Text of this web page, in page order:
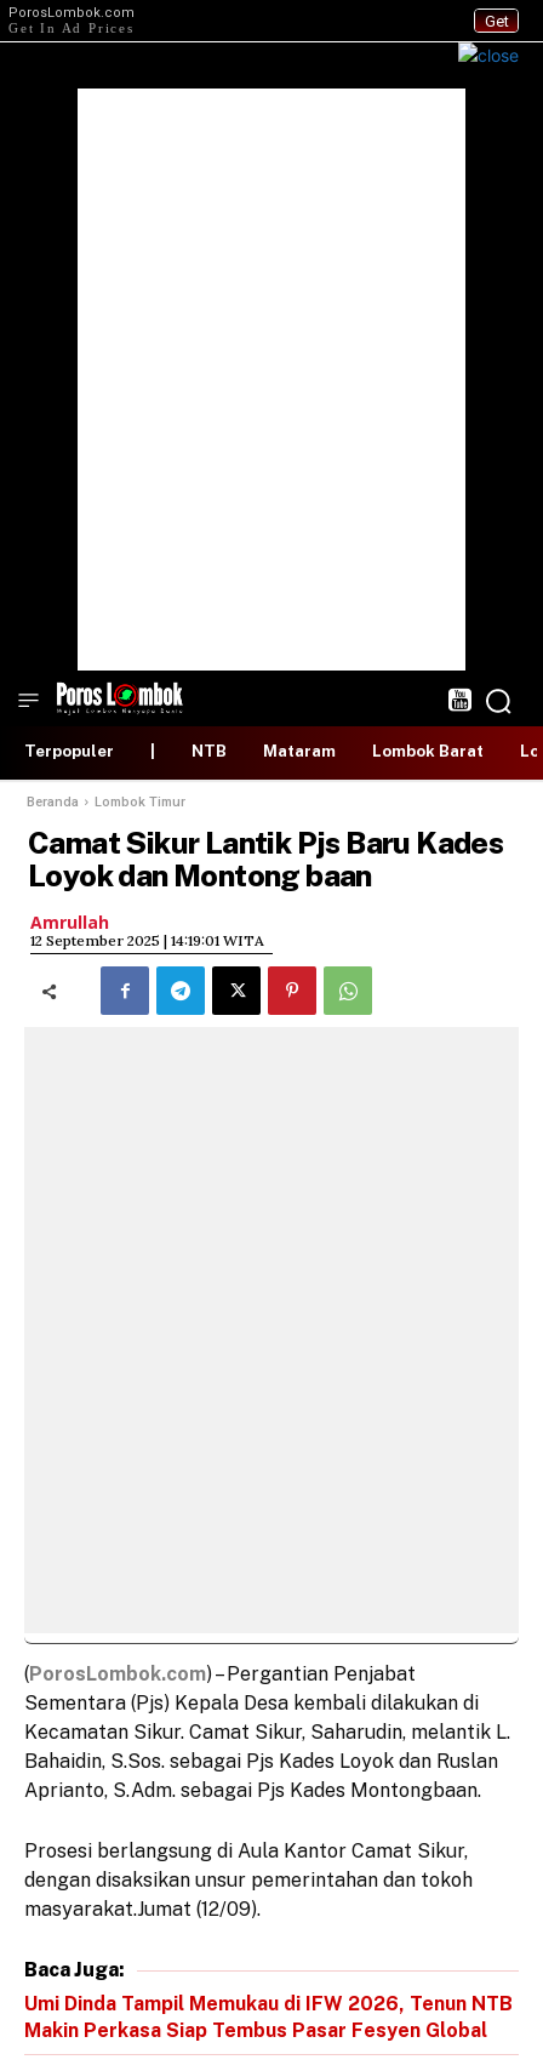
Get
PorosLombok.com
Get In Ad Prices
Terpopuler NTB Mataram Lombok Barat
Beranda Lombok Timur
Camat Sikur Lantik Pjs Baru Kades
Loyok dan Montong baan
Amrullah
​12 September 2025 | 14:19:01 WITA
(PorosLombok.com) – Pergantian Penjabat
Sementara (Pjs) Kepala Desa kembali dilakukan di
Kecamatan Sikur. Camat Sikur, Saharudin, melantik L.
Bahaidin, S.Sos. sebagai Pjs Kades Loyok dan Ruslan
Aprianto, S.Adm. sebagai Pjs Kades Montongbaan.
Prosesi berlangsung di Aula Kantor Camat Sikur,
dengan disaksikan unsur pemerintahan dan tokoh
masyarakat.Jumat (12/09).
Baca Juga:
Umi Dinda Tampil Memukau di IFW 2026, Tenun NTB
Makin Perkasa Siap Tembus Pasar Fesyen Global